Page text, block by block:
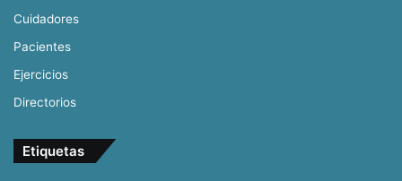
Cuidadores
Pacientes
Ejercicios
Directorios
Etiquetas